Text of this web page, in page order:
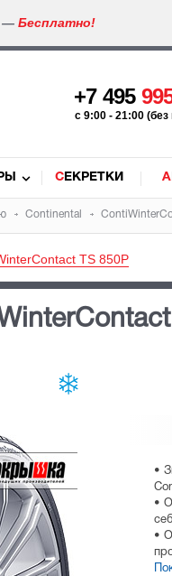
— Бесплатно!
+7 495
c 9:00 - 21:00
СЕКРЕТКИ
Continental
TS 850P
•
•
•